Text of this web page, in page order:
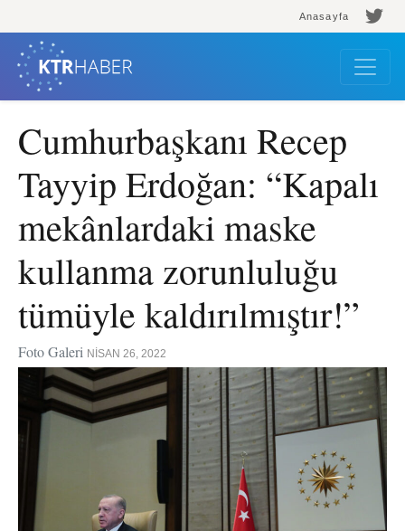
Anasayfa
Cumhurbaşkanı Recep
Tayyip Erdoğan: “Kapalı
mekânlardaki maske
kullanma zorunluluğu
tümüyle kaldırılmıştır!”
Foto Galeri NISAN 26, 2022